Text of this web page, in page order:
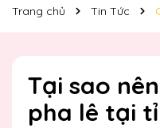
Trang chủ Tin Tức
Tại sao
pha lê tại